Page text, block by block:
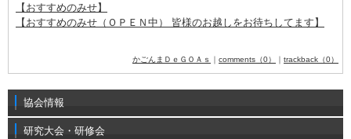
【おすすめのみせ】
【おすすめのみせ（ＯＰＥＮ中） 皆様のお越しをお待ちしてます】
かごんまＤｅＧＯＡｓ ｜ comments（0） ｜ trackback（0）
協会情報
研究大会・研修会